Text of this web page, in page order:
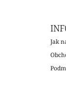
Jak